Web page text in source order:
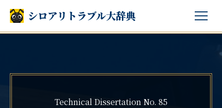
シロアリトラブル大辞典
Technical Dissertation No. 85